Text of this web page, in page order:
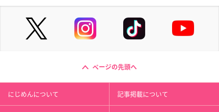
ページの先頭へ
にじめんについて 記事掲載について